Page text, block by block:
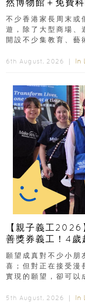
然博物館＋免費
齡、交通、門票、
不少香港家長周末或
遊，除了大型商場、
開設不少集教育、藝
6th August, 2026 ｜ In
【親子義工
善獎券義工！4歲
新界
願望成真對不少小朋
喜；但對正在接受漫
實現的願望，卻可以
5th August, 2026 ｜ In